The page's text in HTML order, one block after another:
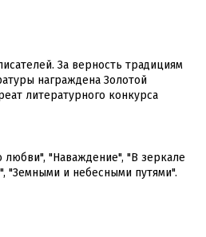
За верность традициям
награждена Золотой
литературного конкурса
любви", "Наваждение", "В зеркале
"Земными и небесными путями".